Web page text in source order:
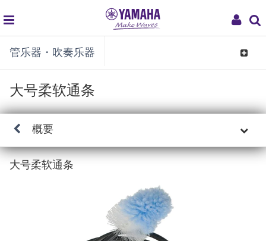
My
global
navigation
管乐器・吹奏乐器
Toggle
大号柔软通条
概要
大号柔软通条